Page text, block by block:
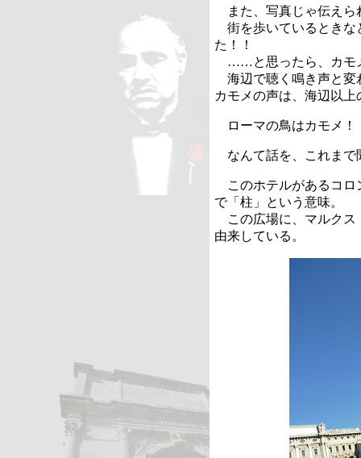
また、写真じゃ伝えら
街を歩いているときな
た！！
……と思ったら、カモ
海辺で聴く鳴き声と変
カモメの声は、海辺以
ローマの鳥はカモメ！
なんて話を、これまで
このホテルがあるコロ
で「柱」という意味。
この広場に、マルクス
由来している。